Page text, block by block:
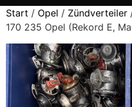
Start / Opel / Zündverteiler
170 235 Opel (Rekord E,